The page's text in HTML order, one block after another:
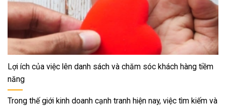
Lợi ích của việc lên danh sách và chăm sóc khách hàng tiềm
năng
Trong thế giới kinh doanh cạnh tranh hiện nay, việc tìm kiếm và